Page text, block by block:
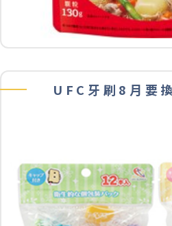
UFC牙刷8月要